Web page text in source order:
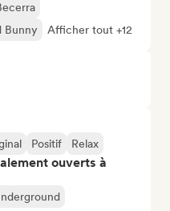
Bunny Afficher tout +12
Positif Relax
ouverts à